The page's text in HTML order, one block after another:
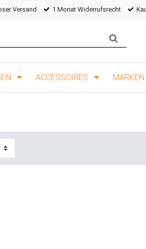
Versand 1 Monat Widerrufsrecht
ACCESSOIRES MARKEN